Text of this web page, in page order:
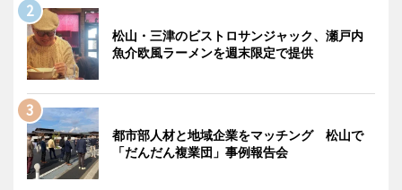
松山・三津のビストロサンジャック、瀬戸内
魚介欧風ラーメンを週末限定で提供
都市部人材と地域企業をマッチング 松山で
「だんだん複業団」事例報告会